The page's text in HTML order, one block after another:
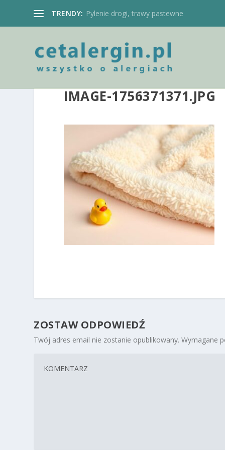
TRENDY: Pylenie drogi, trawy pastewne
IMAGE-1756371371.JPG
ZOSTAW ODPOWIEDŹ
Twój adres email nie zostanie opublikowany. Wymagane